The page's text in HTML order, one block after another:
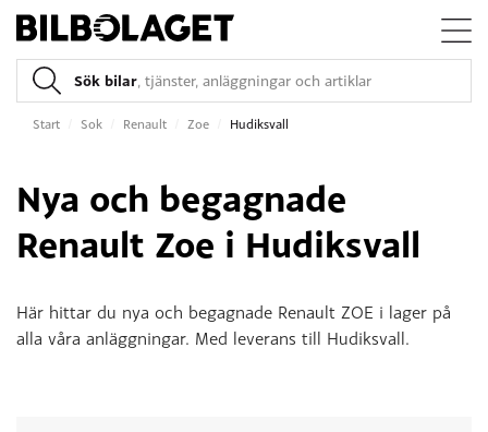
Sök bilar, tjänster, anläggningar och artiklar
Start Sok Renault Zoe Hudiksvall
Nya och begagnade
Renault Zoe i Hudiksvall
Här hittar du nya och begagnade Renault ZOE i lager på
alla våra anläggningar. Med leverans till Hudiksvall.